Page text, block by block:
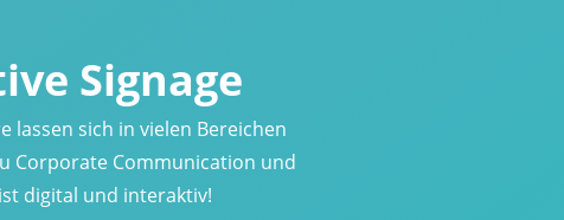
Signage
lassen sich in vielen Bereichen
Corporate Communication und
digital und interaktiv!